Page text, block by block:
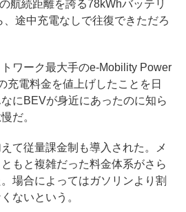
航続距離を誇る78kWhバッテリ
途中充電なしで往復できただろ
ワーク最大手のe-Mobility Power
充電料金を値上げしたことを日
にBEVが身近にあったのに知ら
だ。
て従量課金制も導入された。メ
もと複雑だった料金体系がさら
場合によってはガソリンより割
ないという。